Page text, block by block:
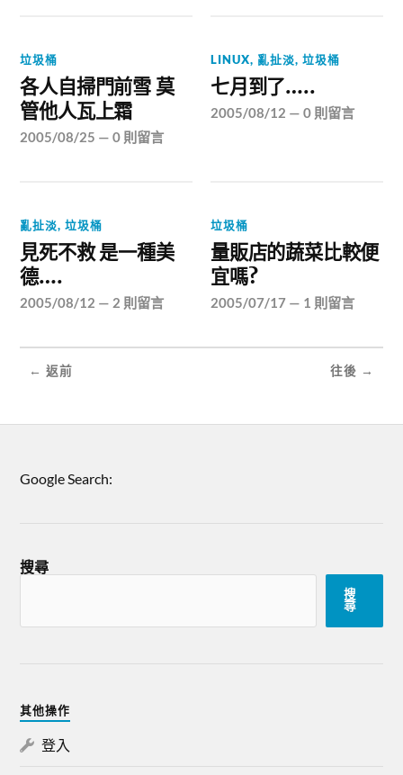
垃圾桶
各人自掃門前雪 莫
管他人瓦上霜
2005/08/25 —0 則留言
LINUX, 亂扯淡,垃圾桶
七月到了…..
2005/08/12 —0 則留言
亂扯淡,垃圾桶
見死不救 是一種美
德….
2005/08/12 — 2 則留言
垃圾桶
量販店的蔬菜比較便
宜嗎?
2005/07/17 — 1 則留言
← 返前 往後 →
Google Search:
搜尋
搜
尋
其他操作
登入